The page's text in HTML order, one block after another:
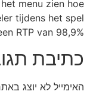
menu zien hoe
tijdens het spel
RTP van 98,9%.
כתיבת
האימייל לא יוצג